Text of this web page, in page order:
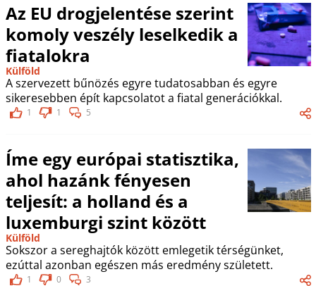
Az EU drogjelentése szerint
komoly veszély leselkedik a
fiatalokra
Külföld
A szervezett bűnözés egyre tudatosabban és egyre
sikeresebben épít kapcsolatot a fiatal generációkkal.
1 1 5
Íme egy európai statisztika,
ahol hazánk fényesen
teljesít: a holland és a
luxemburgi szint között
Külföld
Sokszor a sereghajtók között emlegetik térségünket,
ezúttal azonban egészen más eredmény született.
1 0 3